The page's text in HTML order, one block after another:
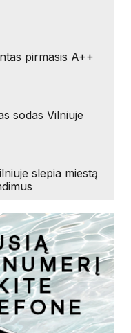
pirmasis A++
sodas Vilniuje
slepia miestą